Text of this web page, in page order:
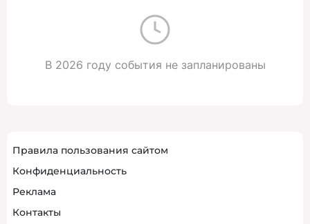
В 2026 году события не запланированы
Правила пользования сайтом
Конфиденциальность
Реклама
Контакты